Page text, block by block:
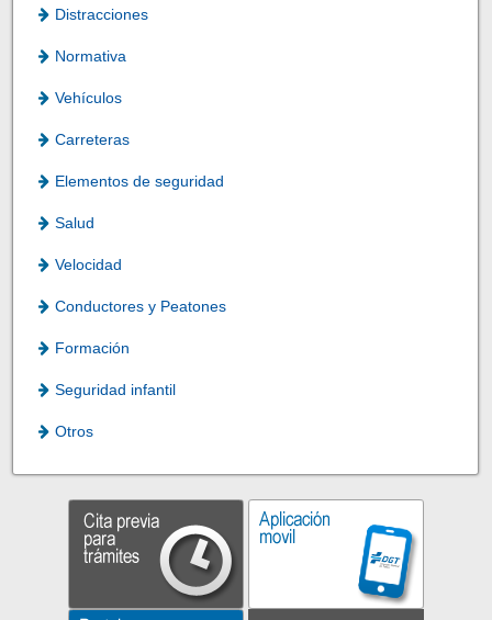
Distracciones
Normativa
Vehículos
Carreteras
Elementos de seguridad
Salud
Velocidad
Conductores y Peatones
Formación
Seguridad infantil
Otros